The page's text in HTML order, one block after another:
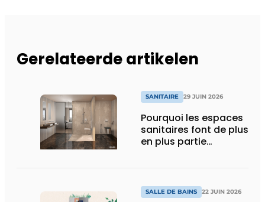
Gerelateerde artikelen
SANITAIRE 29 JUIN 2026
Pourquoi les espaces
sanitaires font de plus
en plus partie
SALLE DE BAINS 22 JUIN 2026